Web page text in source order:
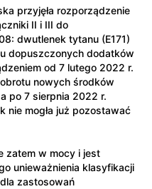
przyjęła rozporządzenie
II i III do
dwutlenek tytanu (E171)
dopuszczonych dodatków
od 7 lutego 2022 r.
nowych środków
po 7 sierpnia 2022 r.
nie mogła już pozostawać
zatem w mocy i jest
unieważnienia klasyfikacji
zastosowań